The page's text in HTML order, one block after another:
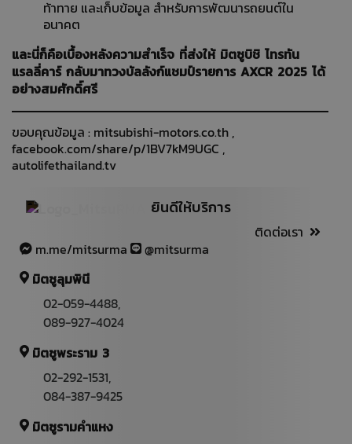
ท้าทาย และเก็บข้อมูล สำหรับการพัฒนารถยนต์ใน
อนาคต
และนี่ก็คือเบื้องหลังความสำเร็จ ที่ส่งให้ มิตซูบิชิ ไทรทัน
แรลลี่คาร์ กลับมาทวงบัลลังก์แชมป์รายการ AXCR 2025 ได้
อย่างสมศักดิ์ศรี
ขอบคุณข้อมูล : mitsubishi-motors.co.th ,
facebook.com/share/p/1BV7kM9UGC ,
autolifethailand.tv
ยินดีให้บริการ
ติดต่อเรา
m.me/mitsurma
@mitsurma
มิตซูลุมพินี
02-059-4488
089-927-4024
มิตซูพระราม 3
02-292-1531
084-387-9425
มิตซูรามคำแหง